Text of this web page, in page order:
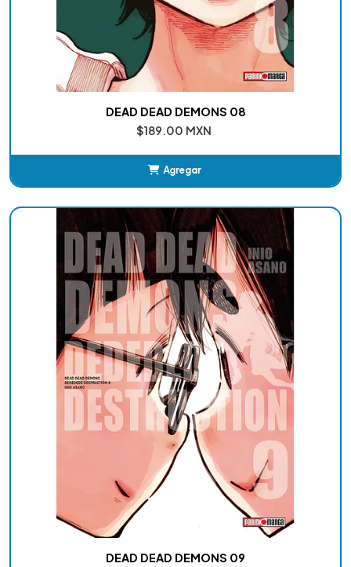
DEAD DEAD DEMONS 08
$189.00 MXN
Agregar
DEAD DEAD DEMONS 09